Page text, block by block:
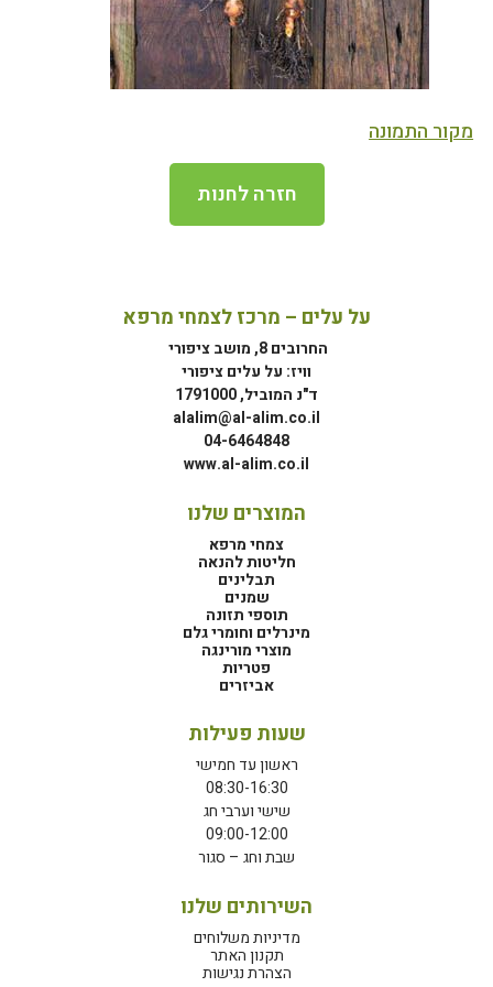
מקור התמונה
חזרה לחנות
על עלים – מרכז לצמחי מרפא
החרובים 8, מושב ציפורי
וויז: על עלים ציפורי
ד"נ המוביל, 1791000
alalim@al-alim.co.il
04-6464848
www.al-alim.co.il
המוצרים שלנו
צמחי מרפא
חליטות להנאה
תבלינים
שמנים
תוספי תזונה
מינרלים וחומרי גלם
מוצרי מורינגה
פטריות
אביזרים
שעות פעילות
ראשון עד חמישי
08:30-16:30
שישי וערבי חג
09:00-12:00
שבת וחג – סגור
השירותים שלנו
מדיניות משלוחים
תקנון האתר
הצהרת נגישות